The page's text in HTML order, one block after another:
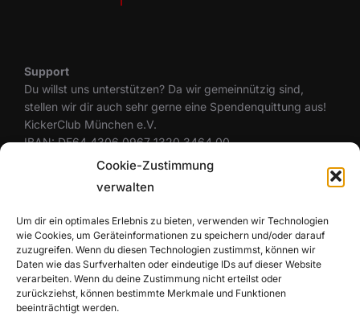
Cookie-Zustimmung
verwalten
Um dir ein optimales Erlebnis zu bieten, verwenden wir Technologien
wie Cookies, um Geräteinformationen zu speichern und/oder darauf
zuzugreifen. Wenn du diesen Technologien zustimmst, können wir
Daten wie das Surfverhalten oder eindeutige IDs auf dieser Website
verarbeiten. Wenn du deine Zustimmung nicht erteilst oder
zurückziehst, können bestimmte Merkmale und Funktionen
beeinträchtigt werden.
Support
Du willst uns unterstützen? Da wir gemeinnützig sind,
stellen wir dir auch sehr gerne eine Spendenquittung aus!
KickerClub München e.V.
IBAN: DE64 4306 0967 1320 3464 00
BIC: GENODEM1GLS
Rechtliches
Datenschutzerklärung
Cookie-Richtlinie (EU)
Haftungsausschluss
Impressum